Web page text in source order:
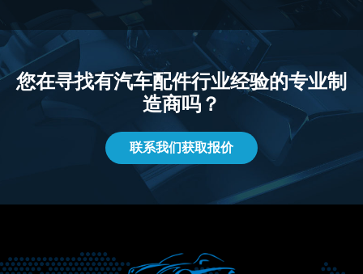
您在寻找有汽车配件行业经验的专业制
造商吗？
联系我们获取报价